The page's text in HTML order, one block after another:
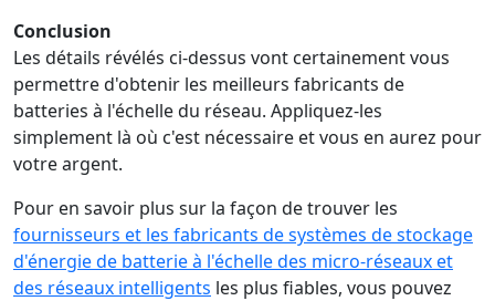
Conclusion
Les détails révélés ci-dessus vont certainement vous
permettre d'obtenir les meilleurs fabricants de
batteries à l'échelle du réseau. Appliquez-les
simplement là où c'est nécessaire et vous en aurez pour
votre argent.
Pour en savoir plus sur la façon de trouver les
fournisseurs et les fabricants de systèmes de stockage
d'énergie de batterie à l'échelle des micro-réseaux et
des réseaux intelligents les plus fiables, vous pouvez